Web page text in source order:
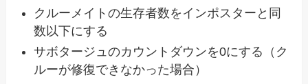
クルーメイトの生存者数をインポスターと同
数以下にする
サボタージュのカウントダウンを0にする（ク
ルーが修復できなかった場合）